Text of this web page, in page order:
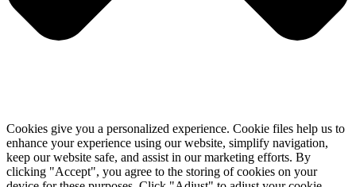
Cookies give you a personalized experience. Cookie files help us to
enhance your experience using our website, simplify navigation,
keep our website safe, and assist in our marketing efforts. By
clicking "Accept", you agree to the storing of cookies on your